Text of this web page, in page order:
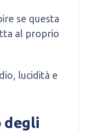
se questa
al proprio
lucidità e
degli